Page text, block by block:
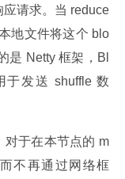
请求。当 reduce
地文件将这个 blo
是 Netty 框架，Bl
于发送 shuffle 数
对于在本节点的 m
不再通过网络框